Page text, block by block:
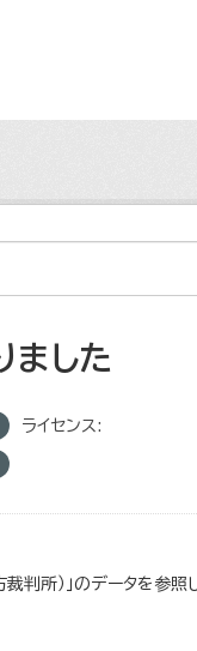
ました
ライセンス:
所）」のデータを参照